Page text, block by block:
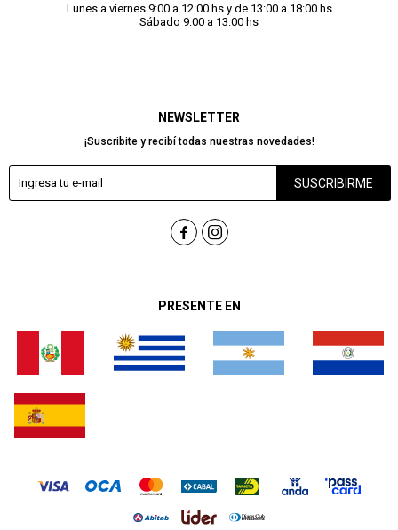
PRESENTE EN
NEWSLETTER
¡Suscribite y recibí todas nuestras novedades!
SUSCRIBIRME
 
Lunes a viernes 9:00 a 12:00 hs y de 13:00 a 18:00 hs
Sábado 9:00 a 13:00 hs